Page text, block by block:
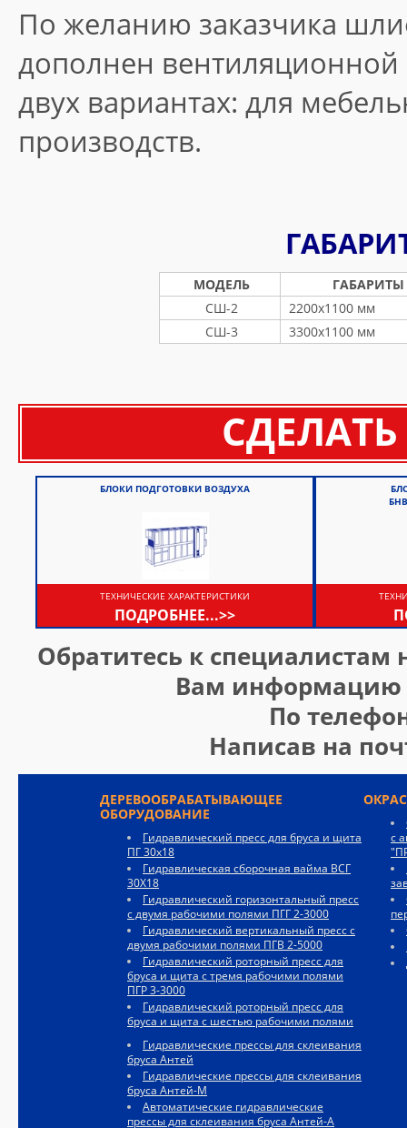
По желанию заказчика
дополнен
двух вариантах: для
производств.
МОДЕЛЬ
ГАБАРИТЫ
СШ-2
2200х1100 мм
СШ-3
3300х1100 мм
БЛОКИ ПОДГОТОВКИ ВОЗДУХА
ТЕХНИЧЕСКИЕ ХАРАКТЕРИСТИКИ
ПОДРОБНЕЕ...>>
Обратитесь к
Вам информацию
По
Написав на
с
ДЕРЕВООБРАБАТЫВАЮЩЕЕ
ОБОРУДОВАНИЕ
Гидравлический пресс для бруса и щита
ПГ 30х18
Гидравлическая сборочная вайма ВСГ
30Х18
Гидравлический горизонтальный пресс
с двумя рабочими полями ПГГ 2-3000
Гидравлический вертикальный пресс с
двумя рабочими полями ПГВ 2-5000
Гидравлический роторный пресс для
бруса и щита с тремя рабочими полями
ПГР 3-3000
Гидравлический роторный пресс для
бруса и щита с шестью рабочими полями
Гидравлические прессы для склеивания
бруса Антей
Гидравлические прессы для склеивания
бруса Антей-М
Автоматические гидравлические
прессы для склеивания бруса Антей-А